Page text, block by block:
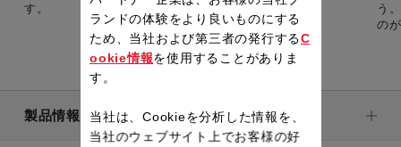
す。
う
の
製品情報
ランドの体験をより良いものにする
ため、当社および第三者の発行するC
ookie情報を使用することがありま
す。
当社は、Cookieを分析した情報を、
当社のウェブサイト上でお客様の好